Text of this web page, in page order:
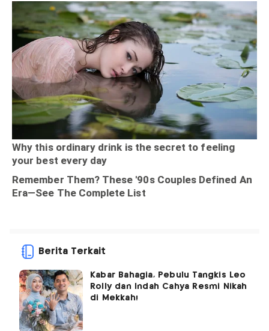
Berita Terkait
Kabar Bahagia, Pebulu Tangkis Leo
Rolly dan Indah Cahya Resmi Nikah
di Mekkah!